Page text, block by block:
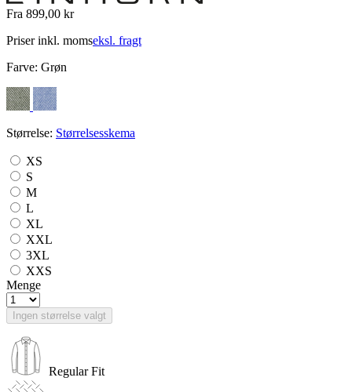
Fra 899,00 kr
Priser inkl. momseksl. fragt
Farve: Grøn
Størrelse: Størrelsesskema
XS
S
M
L
XL
XXL
3XL
XXS
Menge
Ingen størrelse valgt
Regular Fit